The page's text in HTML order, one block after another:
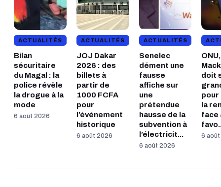
ACTUALITÉS
Bilan
sécuritaire
du Magal : la
police révèle
la drogue à la
mode
6 août 2026
ACTUALITÉS
JOJ Dakar
2026 : des
billets à
partir de
1000 FCFA
pour
l’événement
historique
6 août 2026
ACTUALITÉS
Senelec
dément une
fausse
affiche sur
une
prétendue
hausse de la
subvention à
l’électricit...
6 août 2026
doit
pour
la
face
6